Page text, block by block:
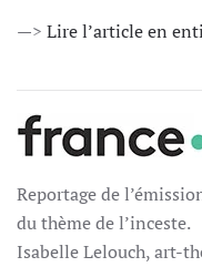
—> Lire l’article en
Reportage de
du thème de l’inceste.
Isabelle Lelouch, art-